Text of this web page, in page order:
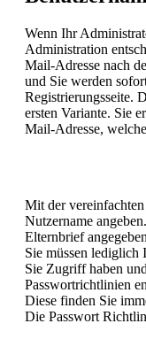
Wenn Ihr
Administration
Mail-Adresse nach
und Sie werden
Registrierungsseite.
ersten Variante. Sie
Mail-Adresse,
Mit der
Nutzername
Elternbrief
Sie müssen lediglich
Sie Zugriff haben
Passwortrichtlinien
Diese finden Sie
Die Passwort